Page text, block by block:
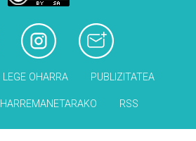
LEGE OHARRA PUBLIZITATEA
HARREMANETARAKO RSS